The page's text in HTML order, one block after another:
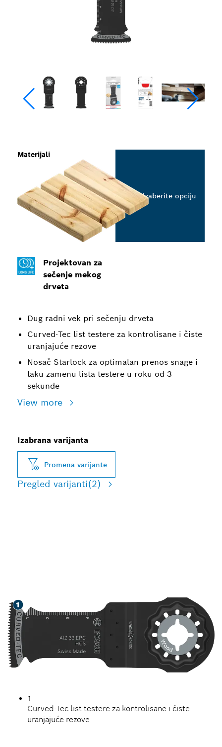
Projektovan za
sečenje mekog
drveta
Dug radni vek pri sečenju drveta
Curved-Tec list testere za kontrolisane i čiste
uranjajuće rezove
Nosač Starlock za optimalan prenos snage i
laku zamenu lista testere u roku od 3
sekunde
View more
Materijali
Izaberite opciju
Izabrana varijanta
Promena varijante
Pregled varijanti(2)
1
Curved-Tec list testere za kontrolisane i čiste
uranjajuće rezove